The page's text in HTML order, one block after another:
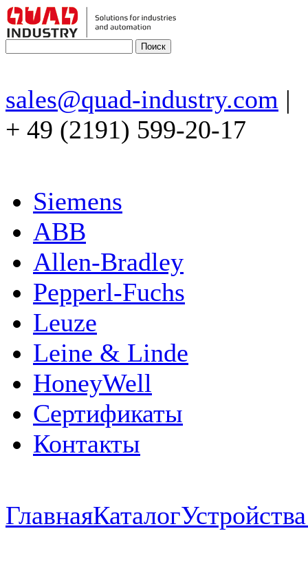
sales@quad-industry.com |
+ 49 (2191) 599-20-17
Siemens
ABB
Allen-Bradley
Pepperl-Fuchs
Leuze
Leine & Linde
HoneyWell
Сертификаты
Контакты
ГлавнаяКаталог